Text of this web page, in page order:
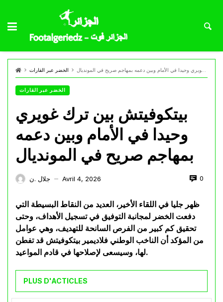
الخضر عبر القارات بيتكوفيتش بين ترك غويري وحيدا في الأمام وبين دعمه بمهاجم صريح في المونديال
الخضر عبر القارات
بيتكوفيتش بين ترك غويري
وحيدا في الأمام وبين دعمه
بمهاجم صريح في المونديال
جلال .ن — Avril 4, 2026 0
ظهر جليا في اللقاء الأخير، العديد من النقاط البسيطة التي
دفعت الخضر لمجانبة التوفيق في تسجيل الأهداف، وحتى
تحقيق كم كبير من الفرص السانحة للتهديف، وهي عوامل
من المؤكد أن الناخب الوطني فلاديمير بيتكوفيتش قد تفطن
لها، وسيسعى لإصلاحها في قادم المواعيد.
PLUS D'ACTICLES